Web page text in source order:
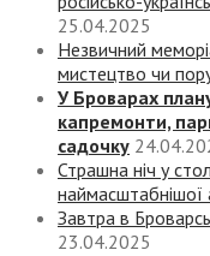
25.04.2025
Незвичний
мистецтво чи
У Броварах
капремонти,
садочку
Страшна ніч у
наймасштабнішої
Завтра в
23.04.2025